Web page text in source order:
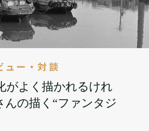
ュー・対談
がよく描かれるけれ
の描く“ファンタジ